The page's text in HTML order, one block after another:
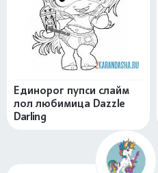
Единорог пупси слайм
лол любимица Dazzle
Darling